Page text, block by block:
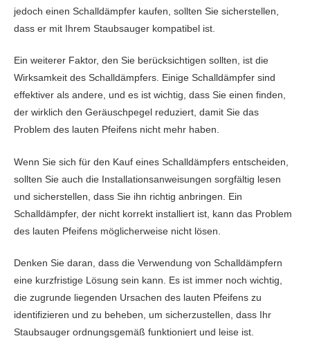
jedoch einen Schalldämpfer kaufen, sollten Sie sicherstellen,
dass er mit Ihrem Staubsauger kompatibel ist.
Ein weiterer Faktor, den Sie berücksichtigen sollten, ist die
Wirksamkeit des Schalldämpfers. Einige Schalldämpfer sind
effektiver als andere, und es ist wichtig, dass Sie einen finden,
der wirklich den Geräuschpegel reduziert, damit Sie das
Problem des lauten Pfeifens nicht mehr haben.
Wenn Sie sich für den Kauf eines Schalldämpfers entscheiden,
sollten Sie auch die Installationsanweisungen sorgfältig lesen
und sicherstellen, dass Sie ihn richtig anbringen. Ein
Schalldämpfer, der nicht korrekt installiert ist, kann das Problem
des lauten Pfeifens möglicherweise nicht lösen.
Denken Sie daran, dass die Verwendung von Schalldämpfern
eine kurzfristige Lösung sein kann. Es ist immer noch wichtig,
die zugrunde liegenden Ursachen des lauten Pfeifens zu
identifizieren und zu beheben, um sicherzustellen, dass Ihr
Staubsauger ordnungsgemäß funktioniert und leise ist.